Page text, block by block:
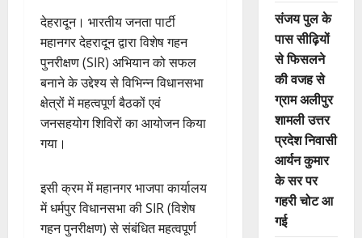
देहरादून। भारतीय जनता पार्टी
महानगर देहरादून द्वारा विशेष गहन
पुनरीक्षण (SIR) अभियान को सफल
बनाने के उद्देश्य से विभिन्न विधानसभा
क्षेत्रों में महत्वपूर्ण बैठकों एवं
जनसहयोग शिविरों का आयोजन किया
गया।
इसी क्रम में महानगर भाजपा कार्यालय
में धर्मपुर विधानसभा की SIR (विशेष
गहन पुनरीक्षण) से संबंधित महत्वपूर्ण
संजय पुल के
पास सीढ़ियों
से फिसलने
की वजह से
ग्राम अलीपुर
शामली उत्तर
प्रदेश निवासी
आर्यन कुमार
के सर पर
गहरी चोट आ
गई